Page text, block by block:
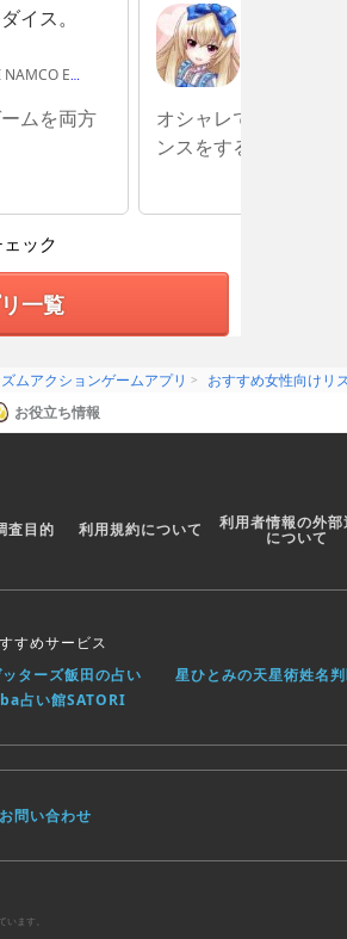
イス。
Entertainment Inc.
ムを両方
オシャレでキュートな
ンスをする
ック
一覧
ムアクションゲームアプリ おすすめ女性向けリ
お役立ち情報
査目的 利用規約について 利用者情報の外部
について
すめサービス
ターズ飯田の占い 星ひとみの天星術姓名
占い館SATORI
お問い合わせ
ます。